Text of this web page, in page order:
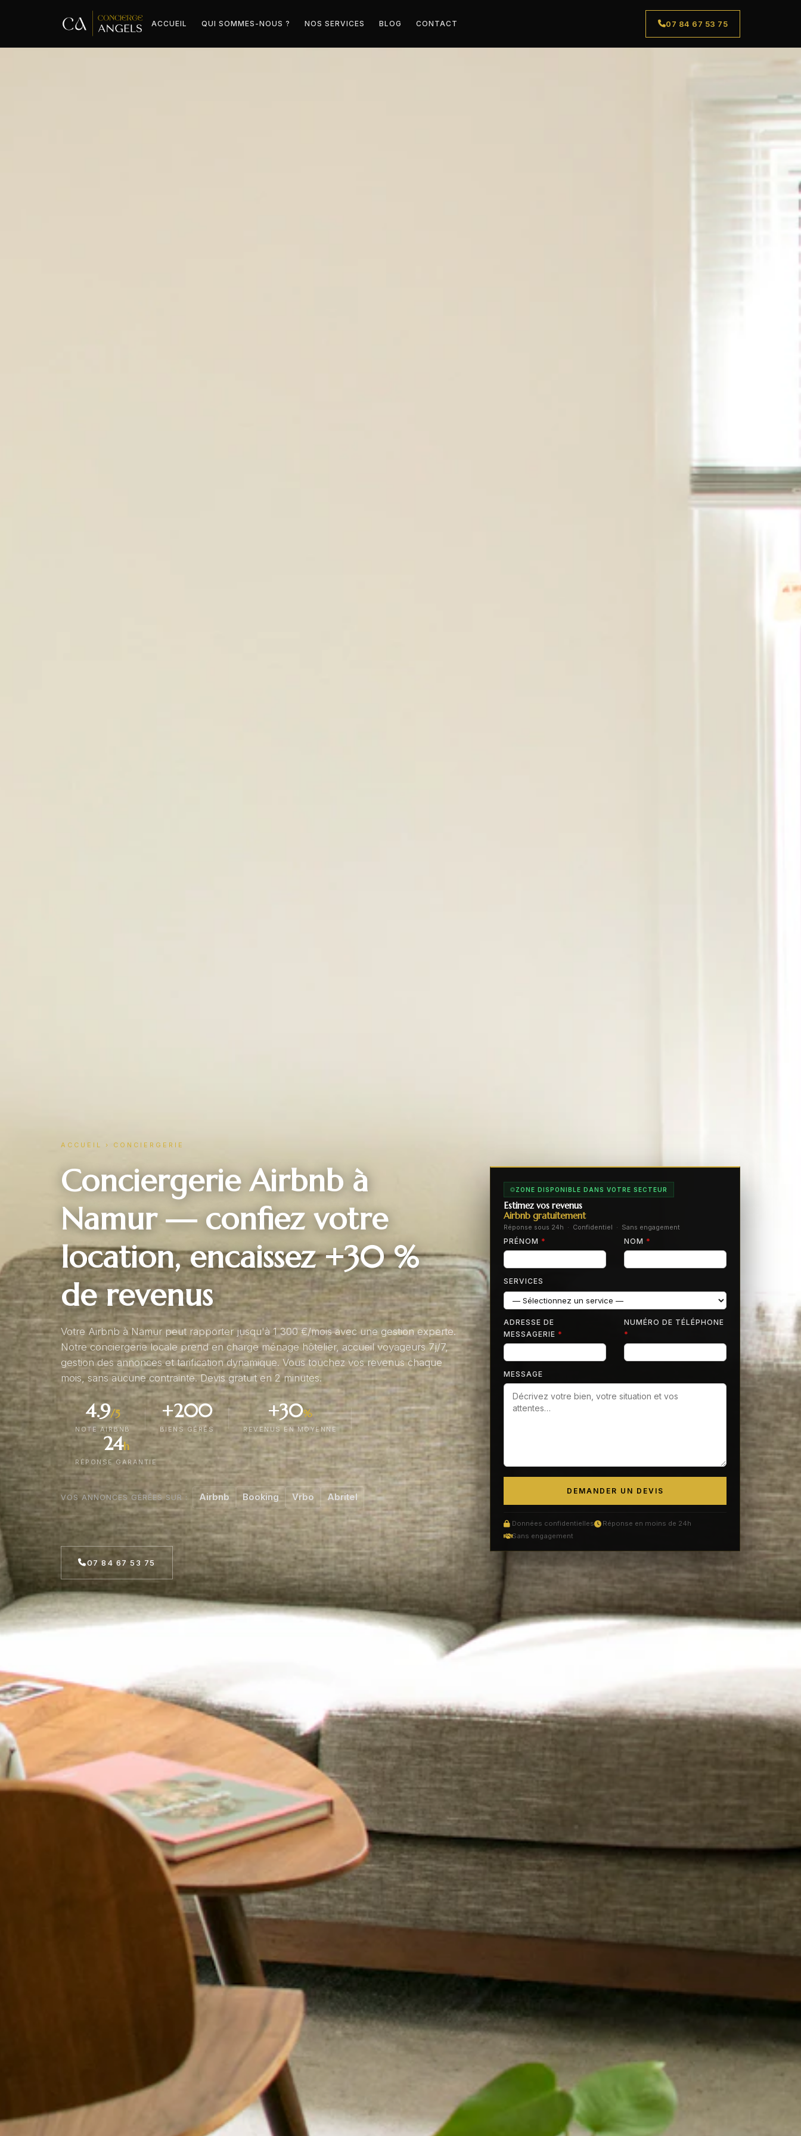
ACCUEIL QUI SOMMES-NOUS ? NOS SERVICES BLOG CONTACT 07 84 67 53 75
ACCUEIL › CONCIERGERIE
Conciergerie Airbnb à
Namur — confiez votre
location, encaissez +30 %
de revenus
Votre Airbnb à Namur peut rapporter jusqu'à 1 300 €/mois avec une gestion experte.
Notre conciergerie locale prend en charge ménage hôtelier, accueil voyageurs 7j/7,
gestion des annonces et tarification dynamique. Vous touchez vos revenus chaque
mois, sans aucune contrainte. Devis gratuit en 2 minutes.
4.9/5
NOTE AIRBNB
+200
BIENS GÉRÉS
+30%
REVENUS EN MOYENNE
24h
RÉPONSE GARANTIE
VOS ANNONCES GÉRÉES SUR : Airbnb Booking Vrbo Abritel
07 84 67 53 75
ZONE DISPONIBLE DANS VOTRE SECTEUR
Estimez vos revenus
Airbnb gratuitement
Réponse sous 24h · Confidentiel · Sans engagement
PRÉNOM * NOM *
SERVICES
ADRESSE DE
MESSAGERIE *
NUMÉRO DE TÉLÉPHONE
*
MESSAGE
DEMANDER UN DEVIS
Données confidentielles
Réponse en moins de 24h
Sans engagement